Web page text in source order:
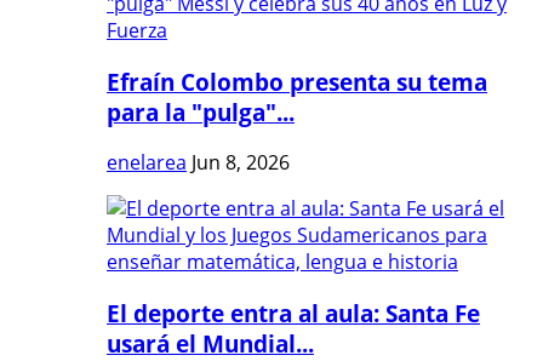
Efraín Colombo presenta su tema
para la "pulga"...
enelarea Jun 8, 2026
El deporte entra al aula: Santa Fe
usará el Mundial...